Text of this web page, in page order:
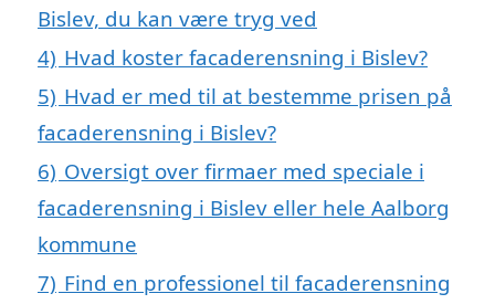
Bislev, du kan være tryg ved
4) Hvad koster facaderensning i Bislev?
5) Hvad er med til at bestemme prisen på
facaderensning i Bislev?
6) Oversigt over firmaer med speciale i
facaderensning i Bislev eller hele Aalborg
kommune
7) Find en professionel til facaderensning